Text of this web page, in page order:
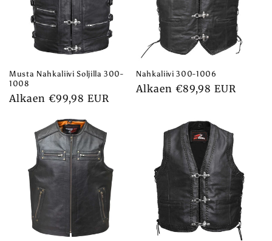
Musta Nahkaliivi Soljilla 300-
1008
Normaalihinta
Alkaen €99,98 EUR
Nahkaliivi 300-1006
Normaalihinta
Alkaen €89,98 EUR